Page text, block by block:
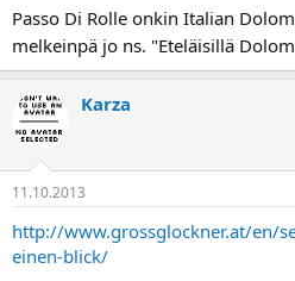
Passo Di Rolle onkin Italian
melkeinpä jo ns. "Eteläisillä
Karza
11.10.2013
http://www.grossglockner.at/en/
einen-blick/